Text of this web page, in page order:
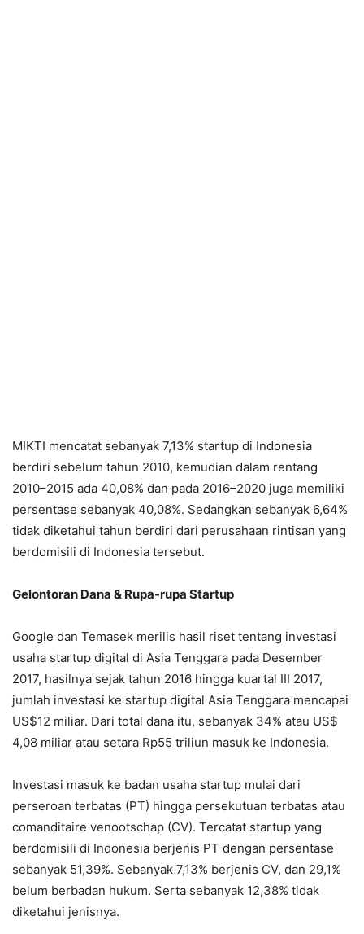
MIKTI mencatat sebanyak 7,13% startup di Indonesia
berdiri sebelum tahun 2010, kemudian dalam rentang
2010–2015 ada 40,08% dan pada 2016–2020 juga memiliki
persentase sebanyak 40,08%. Sedangkan sebanyak 6,64%
tidak diketahui tahun berdiri dari perusahaan rintisan yang
berdomisili di Indonesia tersebut.
Gelontoran Dana & Rupa-rupa Startup
Google dan Temasek merilis hasil riset tentang investasi
usaha startup digital di Asia Tenggara pada Desember
2017, hasilnya sejak tahun 2016 hingga kuartal III 2017,
jumlah investasi ke startup digital Asia Tenggara mencapai
US$12 miliar. Dari total dana itu, sebanyak 34% atau US$
4,08 miliar atau setara Rp55 triliun masuk ke Indonesia.
Investasi masuk ke badan usaha startup mulai dari
perseroan terbatas (PT) hingga persekutuan terbatas atau
comanditaire venootschap (CV). Tercatat startup yang
berdomisili di Indonesia berjenis PT dengan persentase
sebanyak 51,39%. Sebanyak 7,13% berjenis CV, dan 29,1%
belum berbadan hukum. Serta sebanyak 12,38% tidak
diketahui jenisnya.